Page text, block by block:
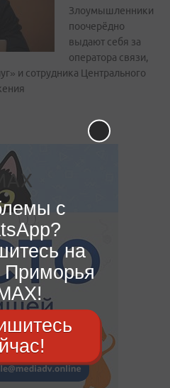
Злоумышленники
поочерёдно
выдают себя за
оператора связи,
и сотрудника Центрального
с
на
Приморья